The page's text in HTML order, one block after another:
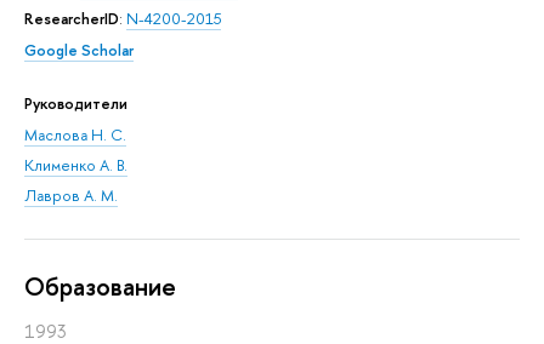
ResearcherID: N-4200-2015
Google Scholar
Руководители
Маслова Н. С.
Клименко А. В.
Лавров А. М.
Oбразование
1993